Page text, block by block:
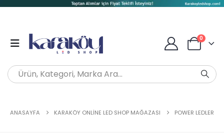
0
ANASAYFA KARAKÖY ONLINE LED SHOP MAĞAZASI POWER LEDLER